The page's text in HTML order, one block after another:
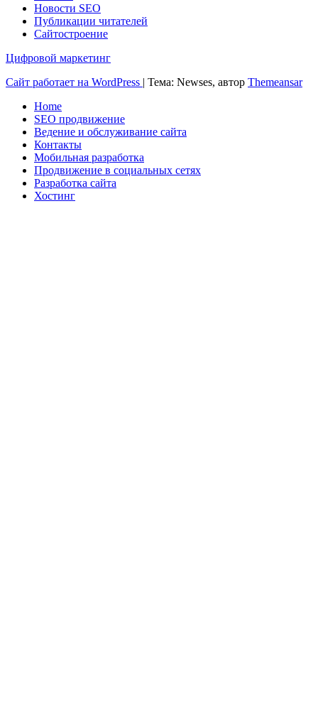
Новости SEO
Публикации читателей
Сайтостроение
Цифровой маркетинг
Сайт работает на WordPress | Тема: Newses, автор Themeansar
Home
SEO продвижение
Ведение и обслуживание сайта
Контакты
Мобильная разработка
Продвижение в социальных сетях
Разработка сайта
Хостинг